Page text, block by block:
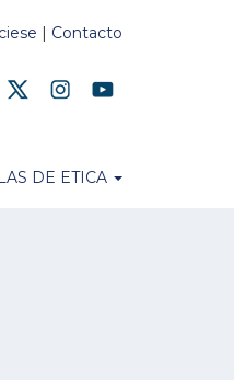
| Contacto
DE ETICA